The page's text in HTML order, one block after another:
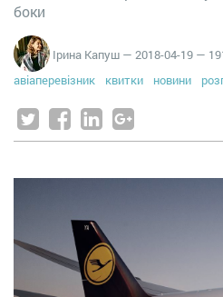
боки
Ірина Капуш — 2018-04-19 —
авіаперевізник
квитки новини